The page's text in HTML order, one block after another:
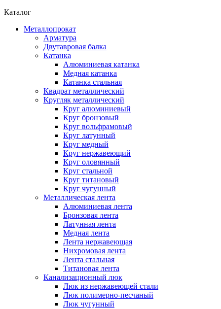
Каталог
Металлопрокат
Арматура
Двутавровая балка
Катанка
Алюминиевая катанка
Медная катанка
Катанка стальная
Квадрат металлический
Кругляк металлический
Круг алюминиевый
Круг бронзовый
Круг вольфрамовый
Круг латунный
Круг медный
Круг нержавеющий
Круг оловянный
Круг стальной
Круг титановый
Круг чугунный
Металлическая лента
Алюминиевая лента
Бронзовая лента
Латунная лента
Медная лента
Лента нержавеющая
Нихромовая лента
Лента стальная
Титановая лента
Канализационный люк
Люк из нержавеющей стали
Люк полимерно-песчаный
Люк чугунный